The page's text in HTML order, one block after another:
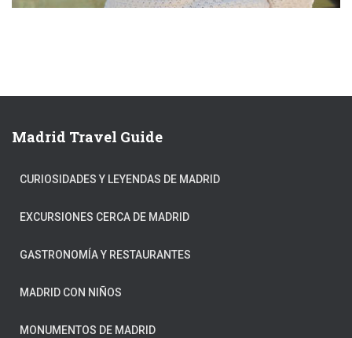
Madrid Travel Guide
CURIOSIDADES Y LEYENDAS DE MADRID
EXCURSIONES CERCA DE MADRID
GASTRONOMÍA Y RESTAURANTES
MADRID CON NIÑOS
MONUMENTOS DE MADRID